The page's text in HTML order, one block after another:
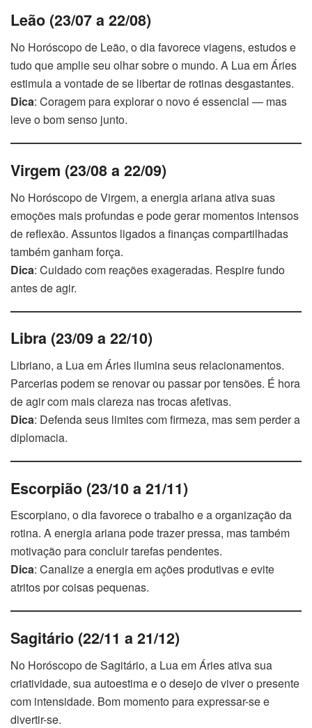
Leão (23/07 a 22/08)
No Horóscopo de Leão, o dia favorece viagens, estudos e
tudo que amplie seu olhar sobre o mundo. A Lua em Áries
estimula a vontade de se libertar de rotinas desgastantes.
Dica: Coragem para explorar o novo é essencial — mas
leve o bom senso junto.
Virgem (23/08 a 22/09)
No Horóscopo de Virgem, a energia ariana ativa suas
emoções mais profundas e pode gerar momentos intensos
de reflexão. Assuntos ligados a finanças compartilhadas
também ganham força.
Dica: Cuidado com reações exageradas. Respire fundo
antes de agir.
Libra (23/09 a 22/10)
Libriano, a Lua em Áries ilumina seus relacionamentos.
Parcerias podem se renovar ou passar por tensões. É hora
de agir com mais clareza nas trocas afetivas.
Dica: Defenda seus limites com firmeza, mas sem perder a
diplomacia.
Escorpião (23/10 a 21/11)
Escorpiano, o dia favorece o trabalho e a organização da
rotina. A energia ariana pode trazer pressa, mas também
motivação para concluir tarefas pendentes.
Dica: Canalize a energia em ações produtivas e evite
atritos por coisas pequenas.
Sagitário (22/11 a 21/12)
No Horóscopo de Sagitário, a Lua em Áries ativa sua
criatividade, sua autoestima e o desejo de viver o presente
com intensidade. Bom momento para expressar-se e
divertir-se.